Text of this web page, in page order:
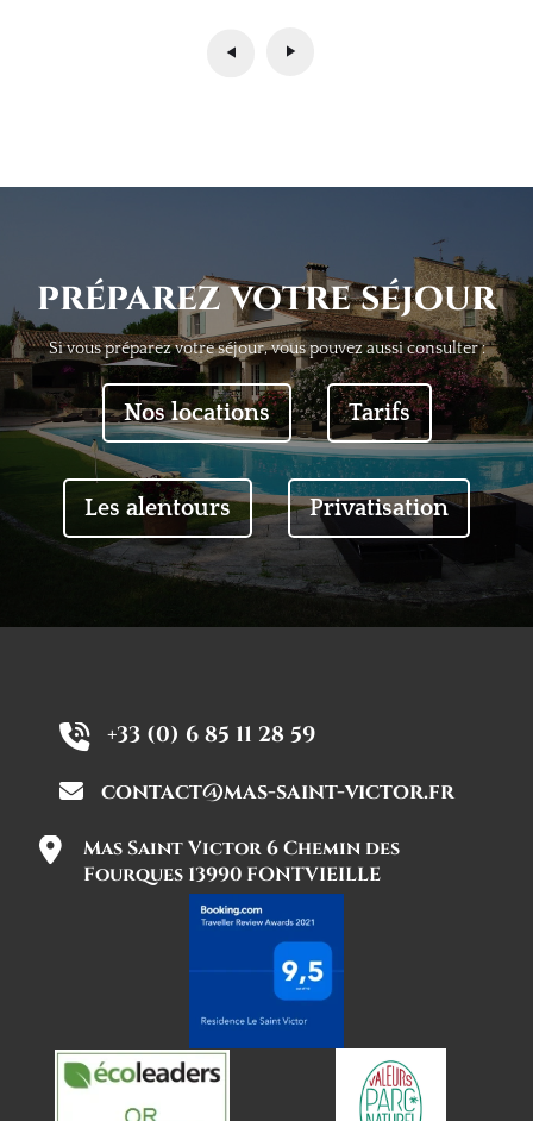
préparez votre séjour
Si vous préparez votre séjour, vous pouvez aussi consulter :
Nos locations Tarifs
Les alentours Privatisation
+33 (0) 6 85 11 28 59
contact@mas-saint-victor.fr
Mas Saint Victor 6 Chemin des
Fourques 13990 FONTVIEILLE